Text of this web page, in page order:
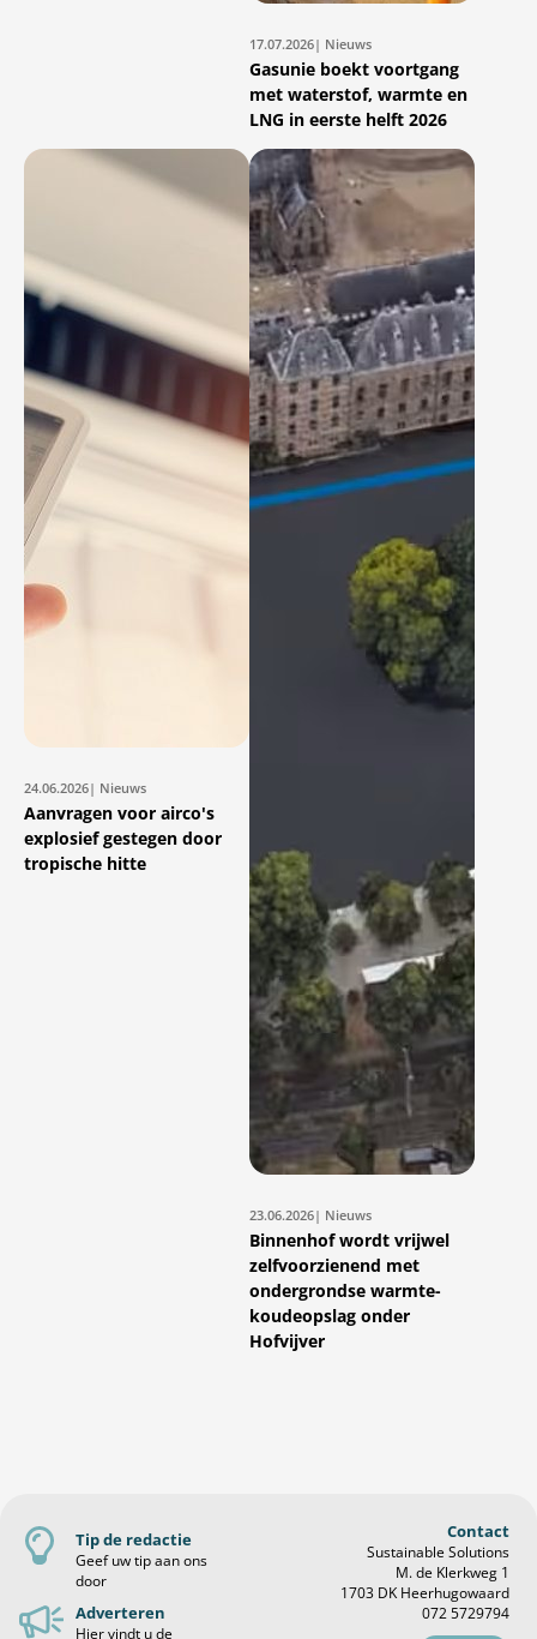
17.07.2026| Nieuws
Gasunie boekt voortgang
met waterstof, warmte en
LNG in eerste helft 2026
24.06.2026| Nieuws
Aanvragen voor airco's
explosief gestegen door
tropische hitte
23.06.2026| Nieuws
Binnenhof wordt vrijwel
zelfvoorzienend met
ondergrondse warmte-
koudeopslag onder
Hofvijver
Tip de redactie
Geef uw tip aan ons
door
Adverteren
Hier vindt u de
Contact
Sustainable Solutions
M. de Klerkweg 1
1703 DK Heerhugowaard
072 5729794